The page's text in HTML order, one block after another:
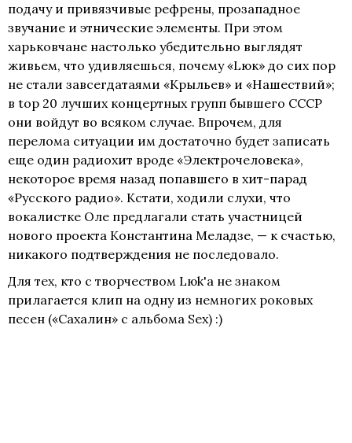
подачу и привязчивые рефрены, прозападное
звучание и этнические элементы. При этом
харьковчане настолько убедительно выглядят
живьем, что удивляешься, почему «Lюк» до сих пор
не стали завсегдатаями «Крыльев» и «Нашествий»;
в top 20 лучших концертных групп бывшего СССР
они войдут во всяком случае. Впрочем, для
перелома ситуации им достаточно будет записать
еще один радиохит вроде «Электрочеловека»,
некоторое время назад попавшего в хит-парад
«Русского радио». Кстати, ходили слухи, что
вокалистке Оле предлагали стать участницей
нового проекта Константина Меладзе, — к счастью,
никакого подтверждения не последовало.
Для тех, кто с творчеством Lюk'а не знаком
прилагается клип на одну из немногих роковых
песен («Сахалин» с альбома Sex) :)